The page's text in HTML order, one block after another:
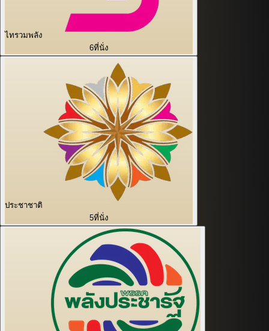
ไทรวมพลัง
6ที่นั่ง
ประชาชาติ
5ที่นั่ง